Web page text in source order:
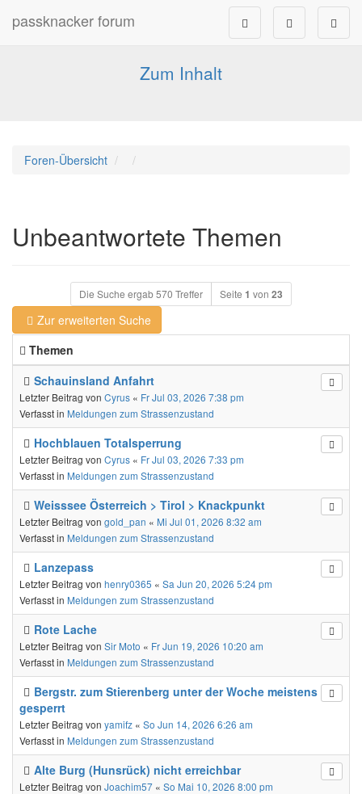
passknacker forum
Forum für alle Pässe- und Tourenfahrer
Zum Inhalt
Foren-Übersicht
Unbeantwortete Themen
Die Suche ergab 570 Treffer Seite 1 von 23
Zur erweiterten Suche
Themen
Schauinsland Anfahrt
Letzter Beitrag von Cyrus « Fr Jul 03, 2026 7:38 pm
Verfasst in Meldungen zum Strassenzustand
Hochblauen Totalsperrung
Letzter Beitrag von Cyrus « Fr Jul 03, 2026 7:33 pm
Verfasst in Meldungen zum Strassenzustand
Weisssee Österreich > Tirol > Knackpunkt
Letzter Beitrag von gold_pan « Mi Jul 01, 2026 8:32 am
Verfasst in Meldungen zum Strassenzustand
Lanzepass
Letzter Beitrag von henry0365 « Sa Jun 20, 2026 5:24 pm
Verfasst in Meldungen zum Strassenzustand
Rote Lache
Letzter Beitrag von Sir Moto « Fr Jun 19, 2026 10:20 am
Verfasst in Meldungen zum Strassenzustand
Bergstr. zum Stierenberg unter der Woche meistens
gesperrt
Letzter Beitrag von yamifz « So Jun 14, 2026 6:26 am
Verfasst in Meldungen zum Strassenzustand
Alte Burg (Hunsrück) nicht erreichbar
Letzter Beitrag von Joachim57 « So Mai 10, 2026 8:00 pm